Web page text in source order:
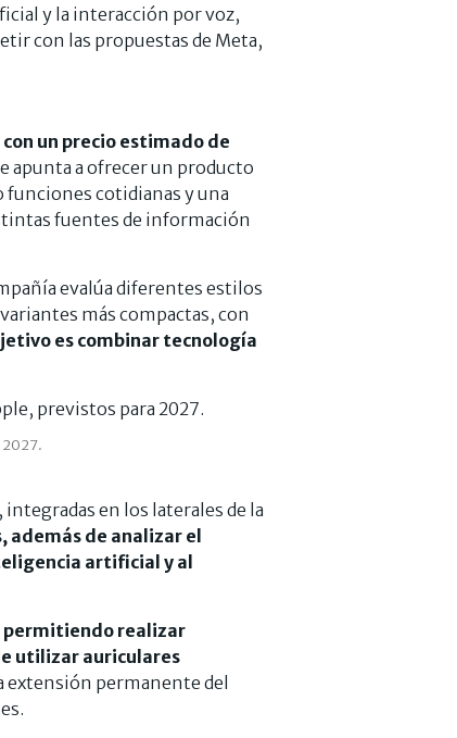
y la interacción por voz,
con las propuestas de Meta,
un precio estimado de
apunta a ofrecer un producto
funciones cotidianas y una
fuentes de información
evalúa diferentes estilos
más compactas, con
es combinar tecnología
2027.
en los laterales de la
además de analizar el
artificial y al
permitiendo realizar
utilizar auriculares
extensión permanente del